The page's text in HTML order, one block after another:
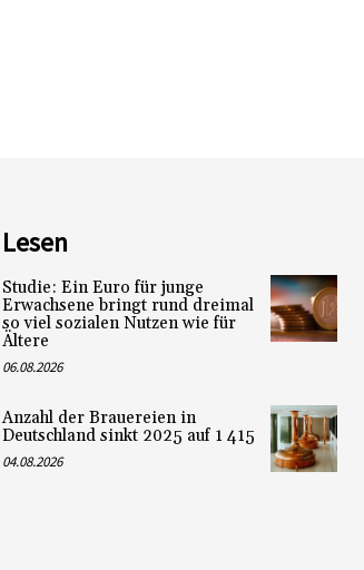
Lesen
Studie: Ein Euro für junge
Erwachsene bringt rund dreimal
so viel sozialen Nutzen wie für
Ältere
06.08.2026
Anzahl der Brauereien in
Deutschland sinkt 2025 auf 1 415
04.08.2026